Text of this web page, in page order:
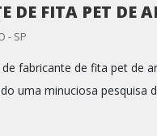
DE FITA PET DE
- SP
fabricante de fita pet de
uma minuciosa pesquisa